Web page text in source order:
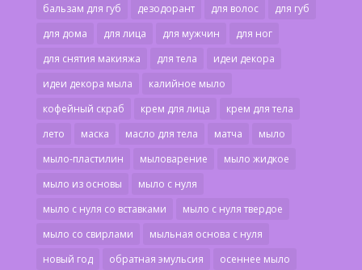
бальзам для губ
дезодорант для волос
для губ
для дома
для лица для мужчин
для ног
для снятия макияжа
для тела
идеи декора
идеи декора мыла
калийное мыло
кофейный скраб
крем для лица
крем для тела
лето
маска масло для тела матча
мыло
мыло-пластилин
мыловарение
мыло жидкое
мыло из основы
мыло с нуля
мыло с нуля со вставками
мыло с нуля твердое
мыло со свирлами
мыльная основа с нуля
новый год
обратная эмульсия
осеннее мыло